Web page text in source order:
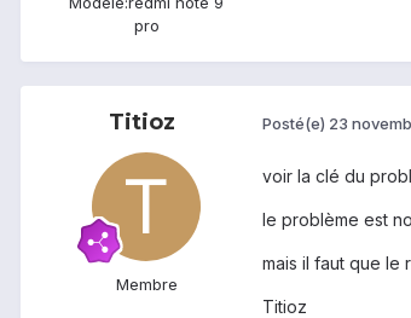
pro
Titioz
Membre
Posté(e) 23
voir la clé du
le problème est
mais il faut que le
Titioz